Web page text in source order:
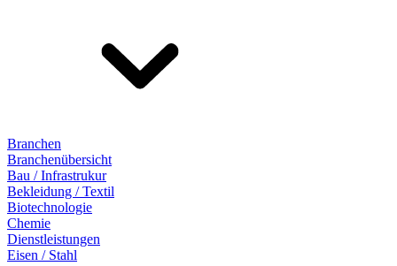
Branchen
Branchenübersicht
Bau / Infrastrukur
Bekleidung / Textil
Biotechnologie
Chemie
Dienstleistungen
Eisen / Stahl